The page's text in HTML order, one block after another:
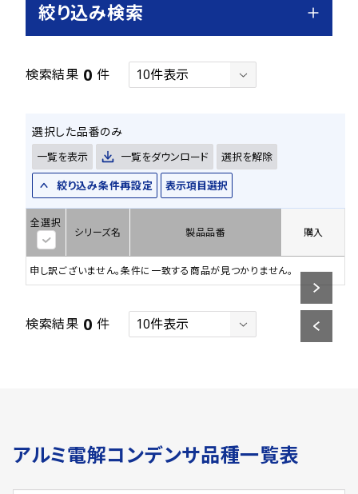
絞り込み検索
検索結果 0 件
選択した品番のみ
一覧を表示 一覧をダウンロード
選択を解除
絞り込み条件再設定
表示項目選択
全選択
シリーズ名 製品品番 購入
申し訳ございません。条件に一致する商品が見つかりません。
検索結果 0 件
アルミ電解コンデンサ品種一覧表